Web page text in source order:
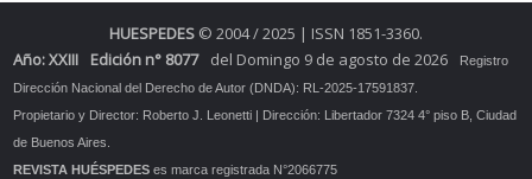
HUESPEDES © 2004 / 2025 | ISSN 1851-3360.
Año: XXIII
Edición n° 8077 del Domingo 9 de agosto de 2026
Registro
Dirección Nacional del Derecho de Autor (DNDA): RL-2025-17591837.
Propietario y Director: Roberto J. Leonetti | Dirección: Libertador 7324 4° piso B, Ciudad
de Buenos Aires.
REVISTA HUÉSPEDES es marca registrada N°2066775